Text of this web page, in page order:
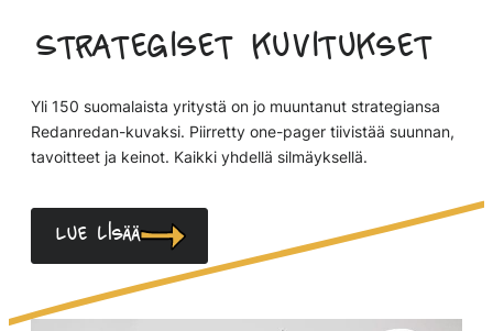
Strategiset kuvitukset
Yli 150 suomalaista yritystä on jo muuntanut strategiansa
Redanredan-kuvaksi. Piirretty one-pager tiivistää suunnan,
tavoitteet ja keinot. Kaikki yhdellä silmäyksellä.
Lue lisää